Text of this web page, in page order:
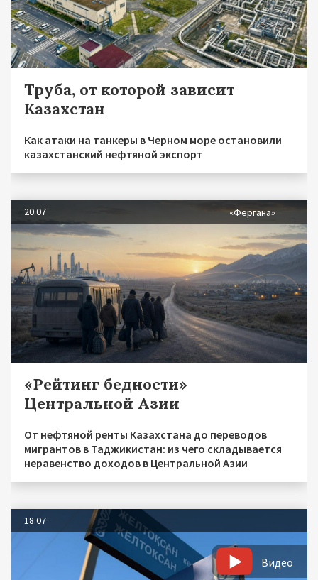
Труба, от которой зависит
Казахстан
Как атаки на танкеры в Черном море остановили
казахстанский нефтяной экспорт
20.07 «Фергана»
«Рейтинг бедности»
Центральной Азии
От нефтяной ренты Казахстана до переводов
мигрантов в Таджикистан: из чего складывается
неравенство доходов в Центральной Азии
18.07
Видео